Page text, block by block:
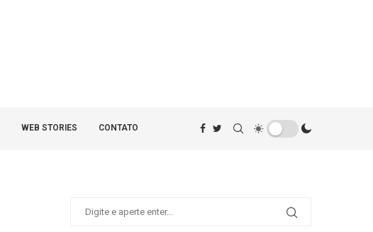
WEB STORIES CONTATO